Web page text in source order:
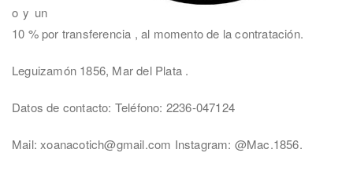
o y un
10 % por transferencia , al momento de la contratación.
Leguizamón 1856, Mar del Plata .
Datos de contacto: Teléfono: 2236-047124
Mail: xoanacotich@gmail.com Instagram: @Mac.1856.